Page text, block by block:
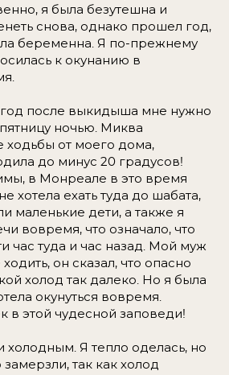
я была безутешна и
снова, однако прошел год,
беременна. Я по-прежнему
к окунанию в
после выкидыша мне нужно
ночью. Миква
ходьбы от моего дома,
до минус 20 градусов!
в Монреале в это время
хотела ехать туда до шабата,
маленькие дети, а также я
вовремя, что означало, что
час туда и час назад. Мой муж
он сказал, что опасно
холод так далеко. Но я была
окунуться вовремя.
в этой чудесной заповеди!
холодным. Я тепло оделась, но
так как холод